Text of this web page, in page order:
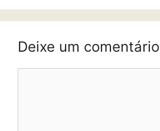
Deixe um comentário